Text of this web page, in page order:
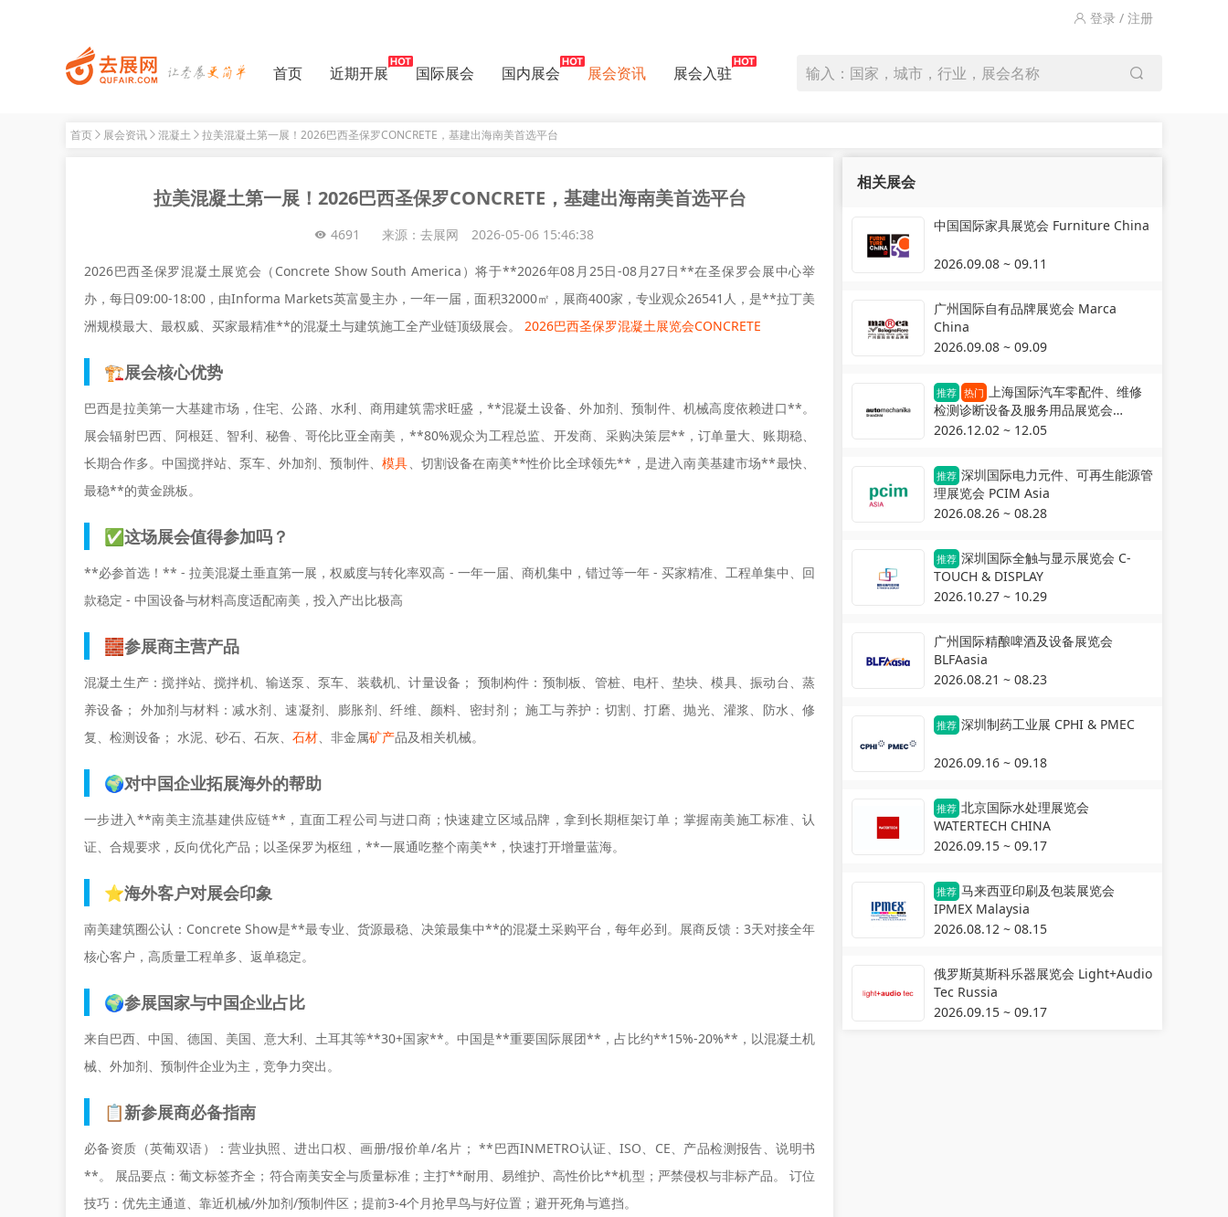
登录 / 注册
首页 近期开展 国际展会 国内展会 展会资讯 展会入驻 输入：国家，城市，行业，展会名称
首页 展会资讯 混凝土 拉美混凝土第一展！2026巴西圣保罗CONCRETE，基建出海南美首选平台
拉美混凝土第一展！2026巴西圣保罗CONCRETE，基建出海南美首选平台
4691 来源：去展网 2026-05-06 15:46:38
2026巴西圣保罗混凝土展览会（Concrete Show South America）将于**2026年08月25日-08月27日**在圣保罗会展中心举
办，每日09:00-18:00，由Informa Markets英富曼主办，一年一届，面积32000㎡，展商400家，专业观众26541人，是**拉丁美
洲规模最大、最权威、买家最精准**的混凝土与建筑施工全产业链顶级展会。 2026巴西圣保罗混凝土展览会CONCRETE
🏗️展会核心优势
巴西是拉美第一大基建市场，住宅、公路、水利、商用建筑需求旺盛，**混凝土设备、外加剂、预制件、机械高度依赖进口**。
展会辐射巴西、阿根廷、智利、秘鲁、哥伦比亚全南美，**80%观众为工程总监、开发商、采购决策层**，订单量大、账期稳、
长期合作多。中国搅拌站、泵车、外加剂、预制件、模具、切割设备在南美**性价比全球领先**，是进入南美基建市场**最快、
最稳**的黄金跳板。
✅这场展会值得参加吗？
**必参首选！** - 拉美混凝土垂直第一展，权威度与转化率双高 - 一年一届、商机集中，错过等一年 - 买家精准、工程单集中、回
款稳定 - 中国设备与材料高度适配南美，投入产出比极高
🧱参展商主营产品
混凝土生产：搅拌站、搅拌机、输送泵、泵车、装载机、计量设备； 预制构件：预制板、管桩、电杆、垫块、模具、振动台、蒸
养设备； 外加剂与材料：减水剂、速凝剂、膨胀剂、纤维、颜料、密封剂； 施工与养护：切割、打磨、抛光、灌浆、防水、修
复、检测设备； 水泥、砂石、石灰、 石材、非金属矿产品及相关机械。
🌍对中国企业拓展海外的帮助
一步进入**南美主流基建供应链**，直面工程公司与进口商；快速建立区域品牌，拿到长期框架订单；掌握南美施工标准、认
证、合规要求，反向优化产品；以圣保罗为枢纽，**一展通吃整个南美**，快速打开增量蓝海。
⭐海外客户对展会印象
南美建筑圈公认：Concrete Show是**最专业、货源最稳、决策最集中**的混凝土采购平台，每年必到。展商反馈：3天对接全年
核心客户，高质量工程单多、返单稳定。
🌍参展国家与中国企业占比
来自巴西、中国、德国、美国、意大利、土耳其等**30+国家**。中国是**重要国际展团**，占比约**15%-20%**，以混凝土机
械、外加剂、预制件企业为主，竞争力突出。
📋新参展商必备指南
必备资质（英葡双语）：营业执照、进出口权、画册/报价单/名片； **巴西INMETRO认证、ISO、CE、产品检测报告、说明书
**。 展品要点：葡文标签齐全；符合南美安全与质量标准；主打**耐用、易维护、高性价比**机型；严禁侵权与非标产品。 订位
技巧：优先主通道、靠近机械/外加剂/预制件区；提前3-4个月抢早鸟与好位置；避开死角与遮挡。
相关展会
中国国际家具展览会 Furniture China
2026.09.08 ~ 09.11
广州国际自有品牌展览会 Marca
China
2026.09.08 ~ 09.09
推荐 热门 上海国际汽车零配件、维修
检测诊断设备及服务用品展览会
Automechanika Shanghai
2026.12.02 ~ 12.05
推荐 深圳国际电力元件、可再生能源管
理展览会 PCIM Asia
2026.08.26 ~ 08.28
推荐 深圳国际全触与显示展览会 C-
TOUCH & DISPLAY
2026.10.27 ~ 10.29
广州国际精酿啤酒及设备展览会
BLFAasia
2026.08.21 ~ 08.23
推荐 深圳制药工业展 CPHI & PMEC
2026.09.16 ~ 09.18
推荐 北京国际水处理展览会
WATERTECH CHINA
2026.09.15 ~ 09.17
推荐 马来西亚印刷及包装展览会
IPMEX Malaysia
2026.08.12 ~ 08.15
俄罗斯莫斯科乐器展览会 Light+Audio
Tec Russia
2026.09.15 ~ 09.17